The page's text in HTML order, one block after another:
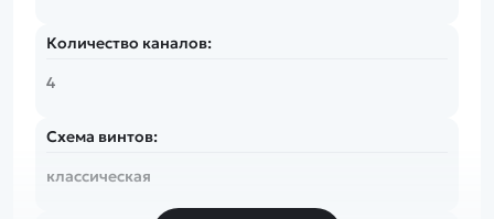
Количество каналов:
4
Схема винтов:
классическая